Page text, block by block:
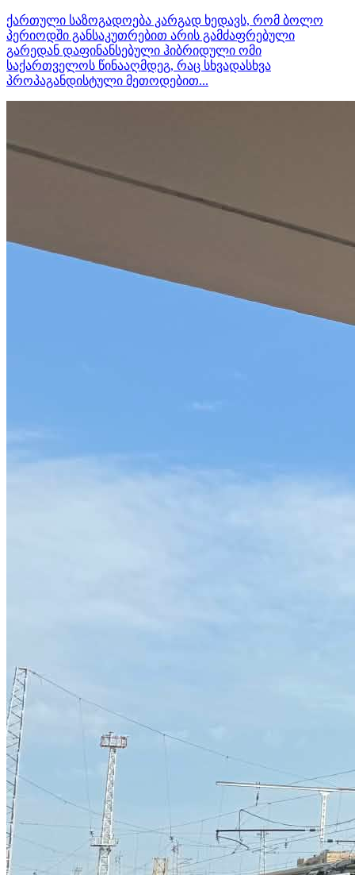
ქართული საზოგადოება კარგად ხედავს, რომ ბოლო
პერიოდში განსაკუთრებით არის გამძაფრებული
გარედან დაფინანსებული ჰიბრიდული ომი
საქართველოს წინააღმდეგ, რაც სხვადასხვა
პროპაგანდისტული მეთოდებით...